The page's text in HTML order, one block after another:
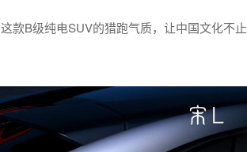
款B级纯电SUV的猎跑气质，让中国文化不止